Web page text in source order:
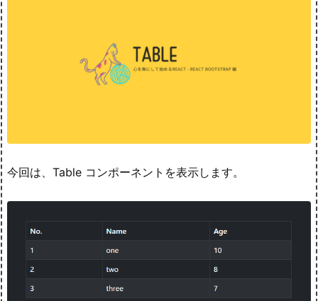
今回は、Table コンポーネントを表示します。